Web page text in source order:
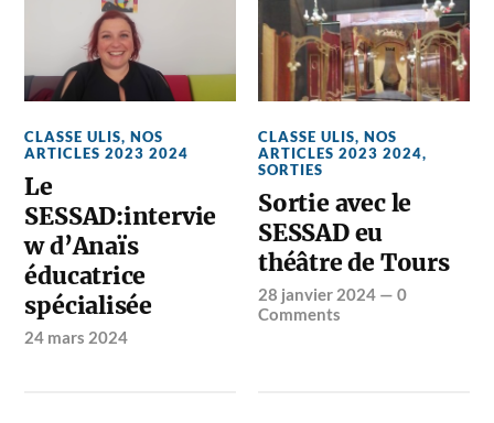
CLASSE ULIS,NOS
ARTICLES 2023 2024
Le
SESSAD:intervie
w d’Anaïs
éducatrice
spécialisée
24 mars 2024
CLASSE ULIS,NOS
ARTICLES 2023 2024,
SORTIES
Sortie avec le
SESSAD eu
théâtre de Tours
28 janvier 2024 —0
Comments